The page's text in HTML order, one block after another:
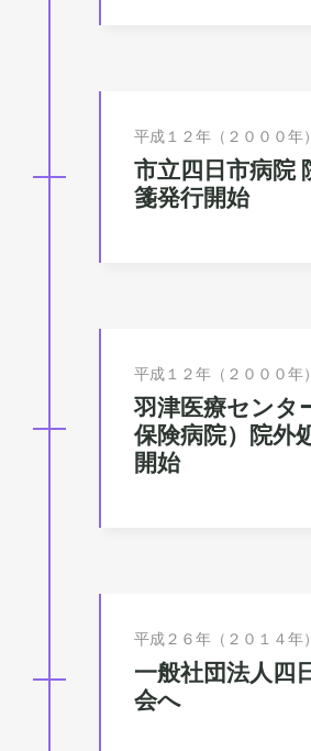
平成１２年（２０００年
市立四日市病院
箋発行開始
平成１２年（２０００年
羽津医療センタ
保険病院）院外
開始
平成２６年（２０１４年
一般社団法人四
会へ